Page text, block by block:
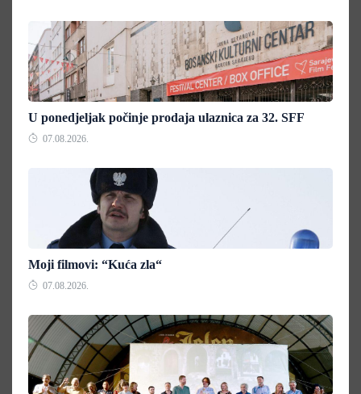
U ponedjeljak počinje prodaja ulaznica za 32. SFF
07.08.2026.
Moji filmovi: “Kuća zla“
07.08.2026.